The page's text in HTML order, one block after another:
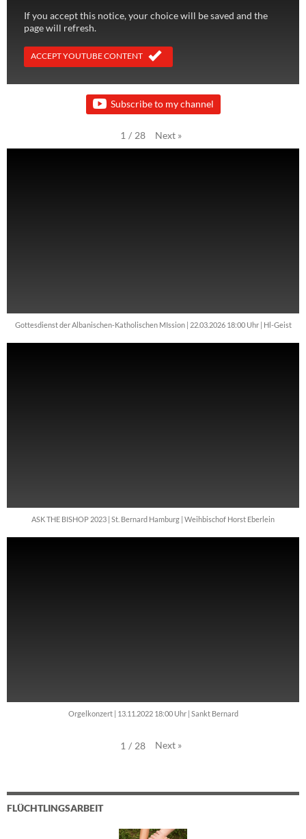
If you accept this notice, your choice will be saved and the
page will refresh.
ACCEPT YOUTUBE CONTENT
Subscribe to my channel
1 / 28 Next »
Gottesdienst der Albanischen-Katholischen MIssion | 22.03.2026 18:00 Uhr | Hl-Geist
ASK THE BISHOP 2023 | St. Bernard Hamburg | Weihbischof Horst Eberlein
Orgelkonzert | 13.11.2022 18:00 Uhr | Sankt Bernard
1 / 28 Next »
FLÜCHTLINGSARBEIT